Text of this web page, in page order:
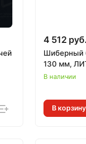
4 512 руб.
Шиберный
130 мм,
В наличии
В корзину